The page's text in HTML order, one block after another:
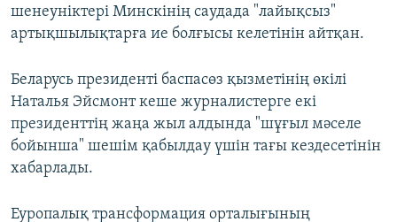
шенеуніктері Минскінің саудада "лайықсыз"
артықшылықтарға ие болғысы келетінін айтқан.
Беларусь президенті баспасөз қызметінің өкілі
Наталья Эйсмонт кеше журналистерге екі
президенттің жаңа жыл алдында "шұғыл мәселе
бойынша" шешім қабылдау үшін тағы кездесетінін
хабарлады.
Еуропалық трансформация орталығының